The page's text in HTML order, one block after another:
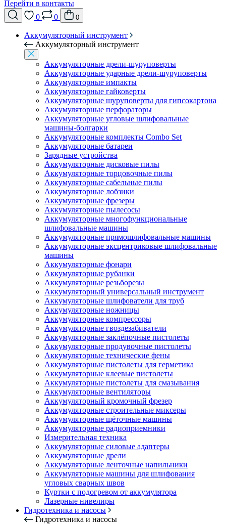
Перейти в контакты
0
0 0
Аккумуляторный инструмент
Аккумуляторный инструмент
Аккумуляторные дрели-шуруповерты
Аккумуляторные ударные дрели-шуруповерты
Аккумуляторные импакты
Аккумуляторные гайковерты
Аккумуляторные шуруповерты для гипсокартона
Аккумуляторные перфораторы
Аккумуляторные угловые шлифовальные
машины-болгарки
Аккумуляторные комплекты Combo Set
Аккумуляторные батареи
Зарядные устройства
Аккумуляторные дисковые пилы
Аккумуляторные торцовочные пилы
Аккумуляторные сабельные пилы
Аккумуляторные лобзики
Аккумуляторные фрезеры
Аккумуляторные пылесосы
Аккумуляторные многофункциональные
шлифовальные машины
Аккумуляторные прямошлифовальные машины
Аккумуляторные эксцентриковые шлифовальные
машины
Аккумуляторные фонари
Аккумуляторные рубанки
Аккумуляторные резьборезы
Аккумуляторный универсальный инструмент
Аккумуляторные шлифователи для труб
Аккумуляторные ножницы
Аккумуляторные компрессоры
Аккумуляторные гвоздезабиватели
Аккумуляторные заклёпочные пистолеты
Аккумуляторные продувочные пистолеты
Аккумуляторные технические фены
Аккумуляторные пистолеты для герметика
Аккумуляторные клеевые пистолеты
Аккумуляторные пистолеты для смазывания
Аккумуляторные вентиляторы
Аккумуляторный кромочный фрезер
Аккумуляторные строительные миксеры
Аккумуляторные щёточные машины
Аккумуляторные радиоприемники
Измерительная техника
Аккумуляторные силовые адаптеры
Аккумуляторные дрели
Аккумуляторные ленточные напильники
Аккумуляторные машины для шлифования
угловых сварных швов
Куртки с подогревом от аккумулятора
Лазерные нивелиры
Гидротехника и насосы
Гидротехника и насосы